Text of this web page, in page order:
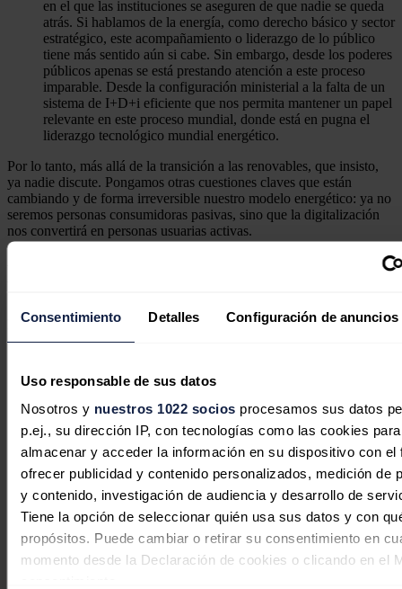
Consentimiento Detalles Configuración de anuncios
Uso responsable de sus datos
Nosotros y nuestros 1022 socios procesamos sus datos
p.ej., su dirección IP, con tecnologías como las cookies para
almacenar y acceder la información en su dispositivo con el
ofrecer publicidad y contenido personalizados, medición de
y contenido, investigación de audiencia y desarrollo de
Tiene la opción de seleccionar quién usa sus datos y con
propósitos. Puede cambiar o retirar su consentimiento en
momento desde la Declaración de cookies o clicando en el
en el que las instituciones se aseguren de que nadie se queda
atrás. Si hablamos de la energía, como derecho básico y sector
estratégico, este acompañamiento o liderazgo de lo público
tiene más sentido aún si cabe. Sin embargo, desde los poderes
públicos apenas se está prestando atención a este proceso
imparable. Desde la configuración ministerial a la falta de un
sistema de I+D+i eficiente que nos permita mantener un papel
relevante en este proceso mundial, donde está en pugna el
liderazgo tecnológico mundial energético.
Por lo tanto, más allá de la transición a las renovables, que insisto,
ya nadie discute. Pongamos otras cuestiones claves que están
cambiando y de forma irreversible nuestro modelo energético: ya no
seremos personas consumidoras pasivas, sino que la digitalización
nos convertirá en personas usuarias activas.
Rosa Martínez es diputada de Equo por Unidos Podemos-En Comú
Noticias relacionadas
Australia quiere convertir la
inteligencia artificial en motor de su
transición energética
José A. Roca07/08/2026